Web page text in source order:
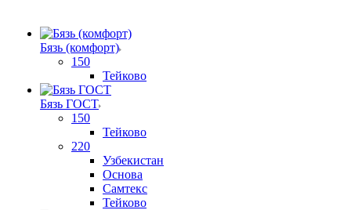
Бязь (комфорт)
150
Тейково
Бязь ГОСТ
150
Тейково
220
Узбекистан
Основа
Самтекс
Тейково